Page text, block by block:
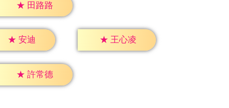
★ 田路路
★ 安迪 ★ 王心凌
★ 許常德